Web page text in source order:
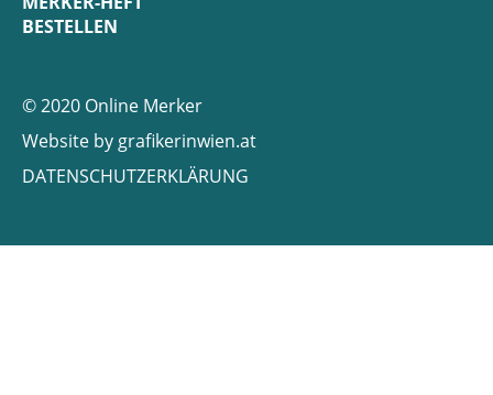
BESTELLEN
© 2020 Online Merker
Website by grafikerinwien.at
DATENSCHUTZERKLÄRUNG